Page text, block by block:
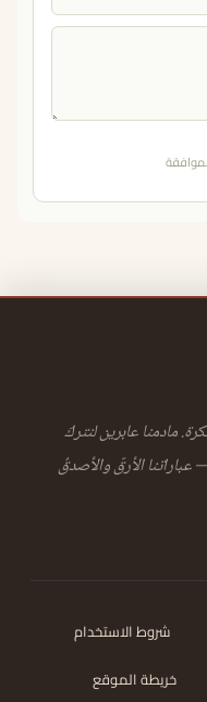
مادمنا عابرين لنتركَ
الأرقّ والأصدقُ
شروط الاستخدام
خريطة الموقع